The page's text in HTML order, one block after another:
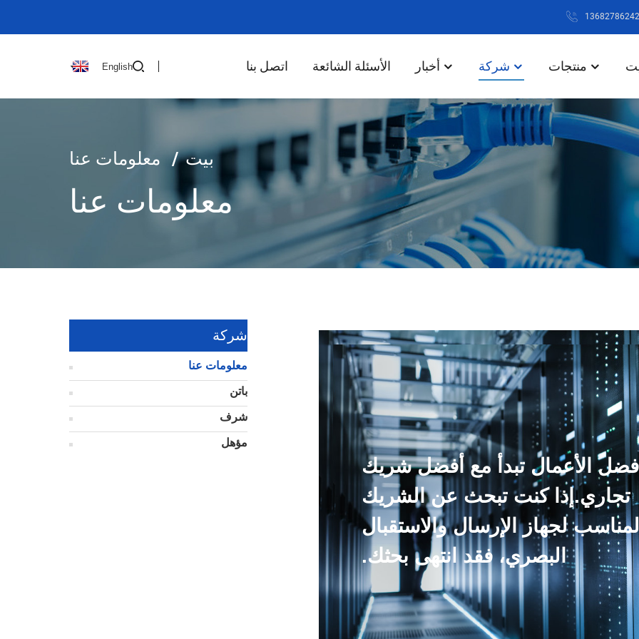
منتجات شركة أخبار الأسئلة الشائعة اتصل بنا English
بيت معلومات عنا
معلومات عنا
شركة
معلومات عنا
باتن
شرف
مؤهل
الأعمال تبدأ مع أفضل شريك
تجاري.إذا كنت تبحث عن الشريك
لجهاز الإرسال والاستقبال
البصري، فقد انتهى بحثك.